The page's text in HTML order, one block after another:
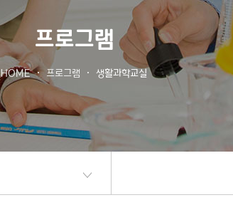
프로그램
HOME 프로그램 생활과학교실